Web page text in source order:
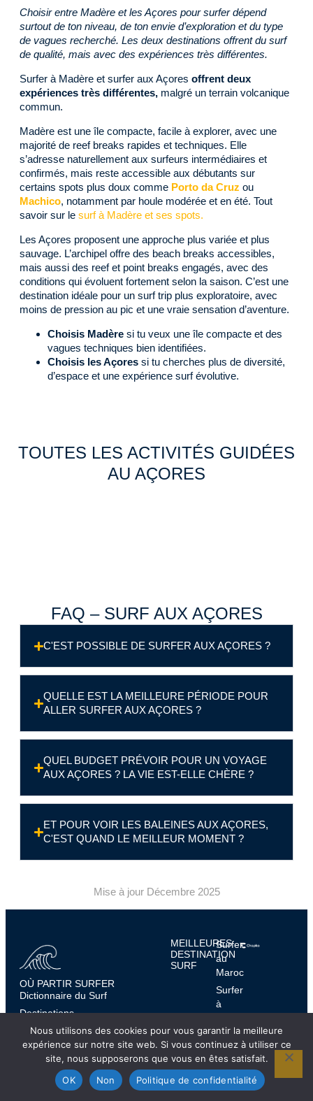
Choisir entre Madère et les Açores pour surfer dépend
surtout de ton niveau, de ton envie d’exploration et du type
de vagues recherché. Les deux destinations offrent du surf
de qualité, mais avec des expériences très différentes.
Surfer à Madère et surfer aux Açores offrent deux
expériences très différentes, malgré un terrain volcanique
commun.
Madère est une île compacte, facile à explorer, avec une
majorité de reef breaks rapides et techniques. Elle
s’adresse naturellement aux surfeurs intermédiaires et
confirmés, mais reste accessible aux débutants sur
certains spots plus doux comme Porto da Cruz ou
Machico, notamment par houle modérée et en été. Tout
savoir sur le surf à Madère et ses spots.
Les Açores proposent une approche plus variée et plus
sauvage. L’archipel offre des beach breaks accessibles,
mais aussi des reef et point breaks engagés, avec des
conditions qui évoluent fortement selon la saison. C’est une
destination idéale pour un surf trip plus exploratoire, avec
moins de pression au pic et une vraie sensation d’aventure.
Choisis Madère si tu veux une île compacte et des
vagues techniques bien identifiées.
Choisis les Açores si tu cherches plus de diversité,
d’espace et une expérience surf évolutive.
TOUTES LES ACTIVITÉS GUIDÉES
AU AÇORES
FAQ – SURF AUX AÇORES
C'EST POSSIBLE DE SURFER AUX AÇORES ?
QUELLE EST LA MEILLEURE PÉRIODE POUR
ALLER SURFER AUX AÇORES ?
QUEL BUDGET PRÉVOIR POUR UN VOYAGE
AUX AÇORES ? LA VIE EST-ELLE CHÈRE ?
ET POUR VOIR LES BALEINES AUX AÇORES,
C'EST QUAND LE MEILLEUR MOMENT ?
Mise à jour Décembre 2025
OÙ PARTIR SURFER
Dictionnaire du Surf
Destinations
Spots de surf
Inspiration
Où Partir Surfer : guides
mensuels
MEILLEURES
DESTINATION
SURF
Surfer
au
Maroc
Surfer
à
Surfer à
Imsouane
Surfer
à
Nous utilisons des cookies pour vous garantir la meilleure
expérience sur notre site web. Si vous continuez à utiliser ce
site, nous supposerons que vous en êtes satisfait.
OK
Non Politique de confidentialité